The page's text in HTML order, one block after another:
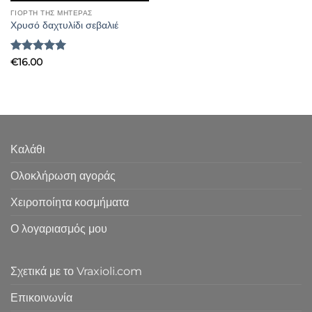
ΓΙΟΡΤΗ ΤΗΣ ΜΗΤΕΡΑΣ
Χρυσό δαχτυλίδι σεβαλιέ
Βαθμολογήθηκε
€16.00
Καλάθι
Ολοκλήρωση αγοράς
Χειροποίητα κοσμήματα
Ο λογαριασμός μου
Σχετικά με το Vraxioli.com
Επικοινωνία